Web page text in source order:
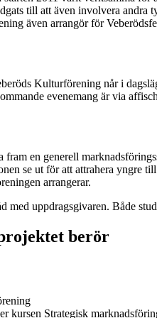
till att även involvera
även arrangör för
Kulturförening når i
evenemang är via
fram en generell
se ut för att attrahera yngre
arrangerar.
med uppdragsgivaren. Både
berör
kursen Strategisk